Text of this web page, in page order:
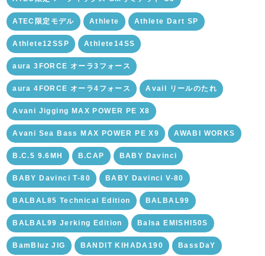
ATEC限定モデル Athlete Athlete Dart SP
Athlete12SSP Athlete14SS
aura 3FORCE オーラ3フォース
aura 4FORCE オーラ4フォース Avail リールのたれ
Avani Jigging MAX POWER PE X8
Avani Sea Bass MAX POWER PE X9 AWABI WORKS
B.C.5 9.6MH B.CAP BABY Davinci
BABY Davinci T-80 BABY Davinci V-80
BALBAL85 Technical Edition BALBAL99
BALBAL99 Jerking Edition Balsa EMISHI50S
BamBluz JIG BANDIT KIHADA190 BassDaY